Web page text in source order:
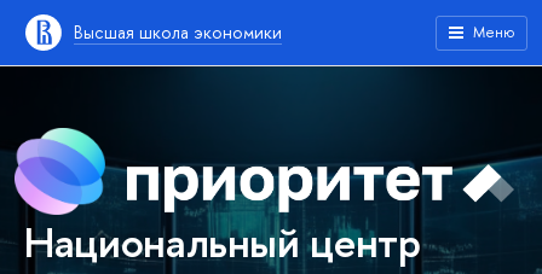
Высшая школа экономики Меню
Национальный центр